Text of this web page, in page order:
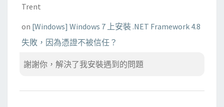
Trent
on [Windows] Windows 7 上安裝 .NET Framework 4.8
失敗，因為憑證不被信任？
謝謝你，解決了我安裝遇到的問題